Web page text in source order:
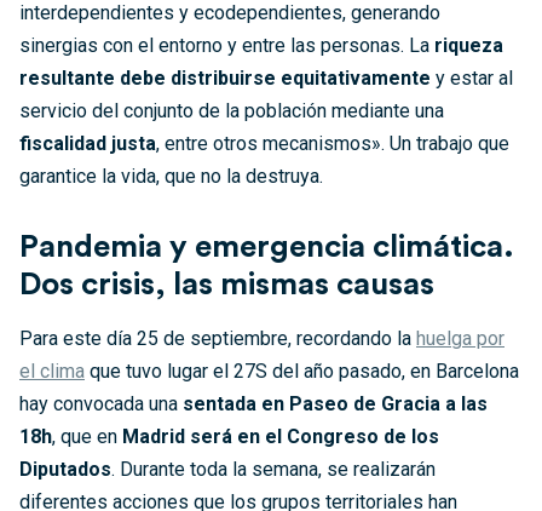
interdependientes y ecodependientes, generando
sinergias con el entorno y entre las personas. La riqueza
resultante debe distribuirse equitativamente y estar al
servicio del conjunto de la población mediante una
fiscalidad justa, entre otros mecanismos». Un trabajo que
garantice la vida, que no la destruya.
Pandemia y emergencia climática.
Dos crisis, las mismas causas
Para este día 25 de septiembre, recordando la huelga por
el clima que tuvo lugar el 27S del año pasado, en Barcelona
hay convocada una sentada en Paseo de Gracia a las
18h, que en Madrid será en el Congreso de los
Diputados. Durante toda la semana, se realizarán
diferentes acciones que los grupos territoriales han